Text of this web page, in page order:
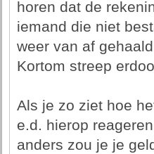
horen dat de
iemand die niet
weer van af
Kortom streep
Als je zo ziet hoe
e.d. hierop
anders zou je je